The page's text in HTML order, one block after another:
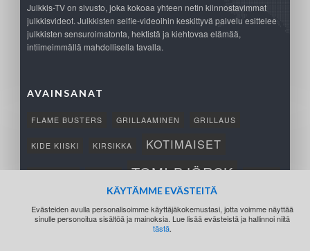
Julkkis-TV on sivusto, joka kokoaa yhteen netin kiinnostavimmat
julkkisvideot. Julkkisten selfie-videoihin keskittyvä palvelu esittelee
julkkisten sensuroimatonta, hektistä ja kiehtovaa elämää,
intiimeimmällä mahdollisella tavalla.
AVAINSANAT
FLAME BUSTERS GRILLAAMINEN GRILLAUS
KIDE KIISKI KIRSIKKA KOTIMAISET
TOMI BJÖRCK
KÄYTÄMME EVÄSTEITÄ
Evästeiden avulla personalisoimme käyttäjäkokemustasi, jotta voimme näyttää
sinulle personoitua sisältöä ja mainoksia. Lue lisää evästeistä ja hallinnoi niitä
tästä.